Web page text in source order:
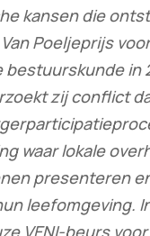
kansen die
Poeljeprijs
in
zij conflict
waar lokale
presenteren
leefomgeving.
VENI-beurs